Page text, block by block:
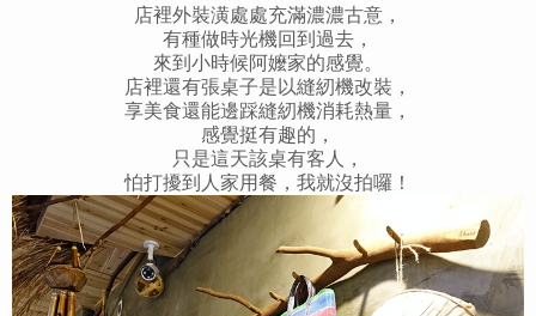
店裡外裝潢處處充滿濃濃古意，
有種做時光機回到過去，
來到小時候阿嬤家的感覺。
店裡還有張桌子是以縫紉機改裝，
享美食還能邊踩縫紉機消耗熱量，
感覺挺有趣的，
只是這天該桌有客人，
怕打擾到人家用餐，我就沒拍囉！